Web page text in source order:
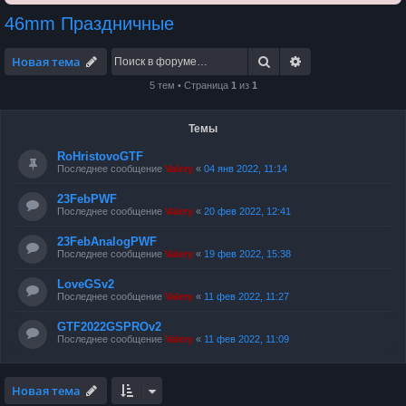
46mm Праздничные
Новая тема Поиск
5 тем • Страница 1 из 1
Темы
RoHristovoGTF
Последнее сообщение Valery « 04 янв 2022, 11:14
23FebPWF
Последнее сообщение Valery « 20 фев 2022, 12:41
23FebAnalogPWF
Последнее сообщение Valery « 19 фев 2022, 15:38
LoveGSv2
Последнее сообщение Valery « 11 фев 2022, 11:27
GTF2022GSPROv2
Последнее сообщение Valery « 11 фев 2022, 11:09
Новая тема